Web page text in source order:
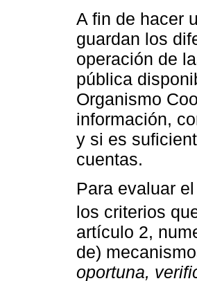
A fin de hacer
guardan los
operación de
pública
Organismo
información,
y si es
cuentas.
Para evaluar
los criterios
artículo 2,
de)
oportuna,